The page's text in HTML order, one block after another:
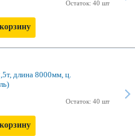
Остаток: 40 шт
длина 8000мм, ц.
Остаток: 40 шт